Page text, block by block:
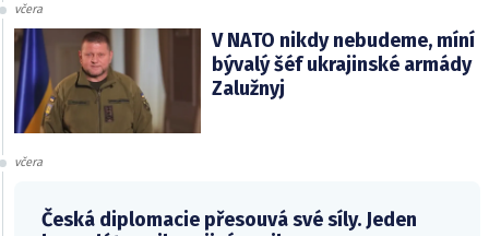
včera
V NATO nikdy nebudeme, míní
bývalý šéf ukrajinské armády
Zalužnyj
včera
Česká diplomacie přesouvá své síly. Jeden